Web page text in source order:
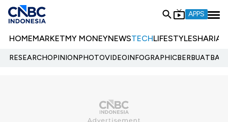
APPS
HOMEMARKETMY MONEYNEWSTECHLIFESTYLESHARIA
RESEARCHOPINIONPHOTOVIDEOINFOGRAPHIC